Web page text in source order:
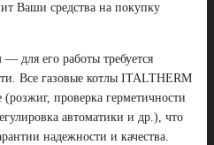
Ваши средства на покупку
— для его работы требуется
Все газовые котлы ITALTHERM
(розжиг, проверка герметичности
автоматики и др.), что
надежности и качества.